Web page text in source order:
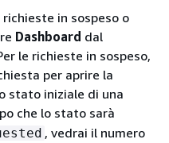
in sospeso o
Dashboard dal
le richieste in sospeso,
per aprire la
stato iniziale di una
che lo stato sarà
, vedrai il numero